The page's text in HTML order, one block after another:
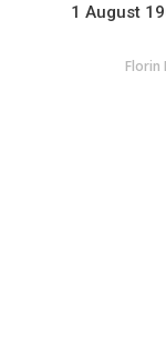
1 August
Florin